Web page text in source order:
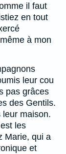
il faut
en tout
à mon
leur cou
pas grâces
des Gentils.
leur maison.
les
Marie, qui a
et